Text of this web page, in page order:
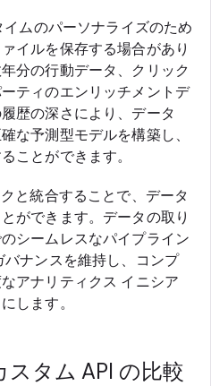
ムのパーソナライズのため
イルを保存する場合があり
分の行動データ、クリック
ティのエンリッチメントデ
歴の深さにより、データ
な予測型モデルを構築し、
ことができます。
と統合することで、データ
ができます。データの取り
シームレスなパイプライン
ナンスを維持し、コンプ
アナリティクス イニシア
します。
タム API の比較